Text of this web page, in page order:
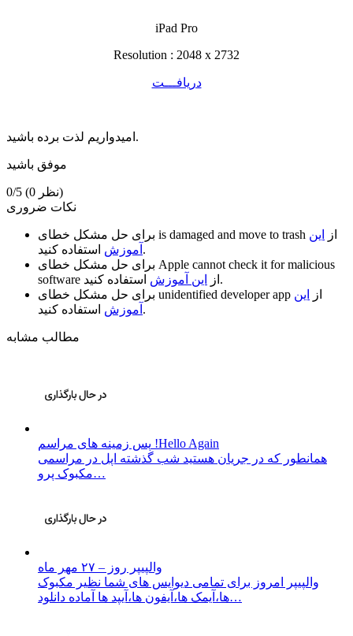
iPad Pro
Resolution : 2048 x 2732
دریافـــت
امیدواریم لذت برده باشید.
موفق باشید
0/5
(0 نظر)
نکات ضروری
is damaged and move to trash از
این
آموزش استفاده کنید.
Apple cannot check it for malicious
software
از این آموزش
استفاده کنید.
unidentified developer app از
این
آموزش استفاده کنید.
مطالب مشابه
پس زمینه های مراسم !Hello Again
همانطور که در جریان هستید شب گذشته اپل در مراسمی
مکبوک پرو…
والپیپر روز – ۲۷ مهر ماه
والپیپر امروز برای تمامی دیوایس های شما نظیر مکبوک
ها،آیمک ها،آیفون ها،آیپد ها آماده دانلود…